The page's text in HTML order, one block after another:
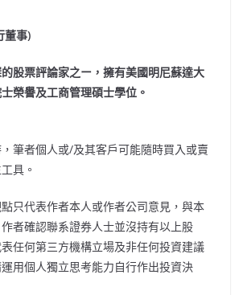
董事)
股票評論家之ー，擁有美國明尼蘇達大
榮譽及工商管理碩士學位。
筆者個人或/及其客戶可能隨時買入或賣
具。
只代表作者本人或作者公司意見，與本
者確認聯系證券人士並沒持有以上股
任何第三方機構立場及非任何投資建議
用個人獨立思考能力自行作出投資決